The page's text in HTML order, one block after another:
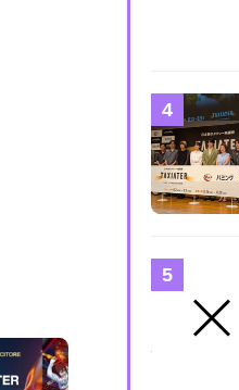
クランチロール・アニ